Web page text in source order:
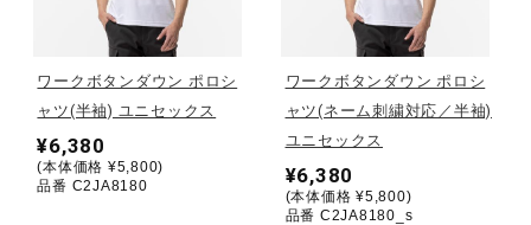
野球
ゴルフ
ワークボタンダウン ポロシ
ャツ(半袖) ユニセックス
¥6,380
(本体価格 ¥5,800)
品番 C2JA8180
ワークボタンダウン ポロシ
ャツ(ネーム刺繍対応／半袖)
ユニセックス
¥6,380
(本体価格 ¥5,800)
品番 C2JA8180_s